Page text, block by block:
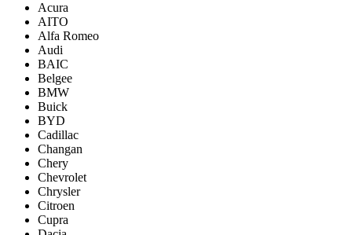
Acura
AITO
Alfa Romeo
Audi
BAIC
Belgee
BMW
Buick
BYD
Cadillac
Changan
Chery
Chevrolet
Chrysler
Citroen
Cupra